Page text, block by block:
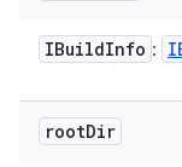
IBuildInfo :
rootDir